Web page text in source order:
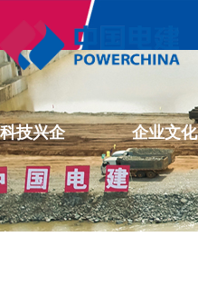
科技兴企 企业文化